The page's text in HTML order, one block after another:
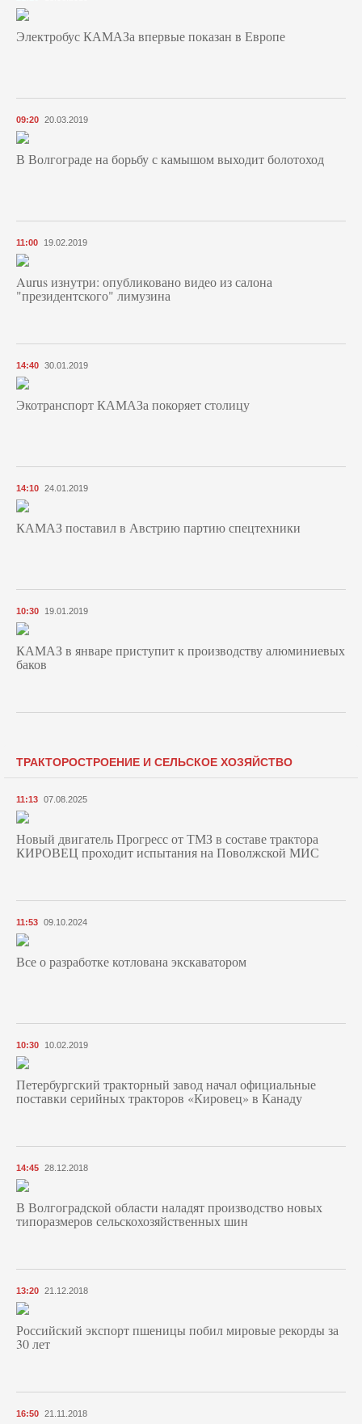
Электробус КАМАЗа впервые показан в Европе
09:20 20.03.2019
В Волгограде на борьбу с камышом выходит болотоход
11:00 19.02.2019
Aurus изнутри: опубликовано видео из салона
"президентского" лимузина
14:40 30.01.2019
Экотранспорт КАМАЗа покоряет столицу
14:10 24.01.2019
КАМАЗ поставил в Австрию партию спецтехники
10:30 19.01.2019
КАМАЗ в январе приступит к производству алюминиевых
баков
ТРАКТОРОСТРОЕНИЕ И СЕЛЬСКОЕ ХОЗЯЙСТВО
11:13 07.08.2025
Новый двигатель Прогресс от ТМЗ в составе трактора
КИРОВЕЦ проходит испытания на Поволжской МИС
11:53 09.10.2024
Все о разработке котлована экскаватором
10:30 10.02.2019
Петербургский тракторный завод начал официальные
поставки серийных тракторов «Кировец» в Канаду
14:45 28.12.2018
В Волгоградской области наладят производство новых
типоразмеров сельскохозяйственных шин
13:20 21.12.2018
Российский экспорт пшеницы побил мировые рекорды за
30 лет
16:50 21.11.2018